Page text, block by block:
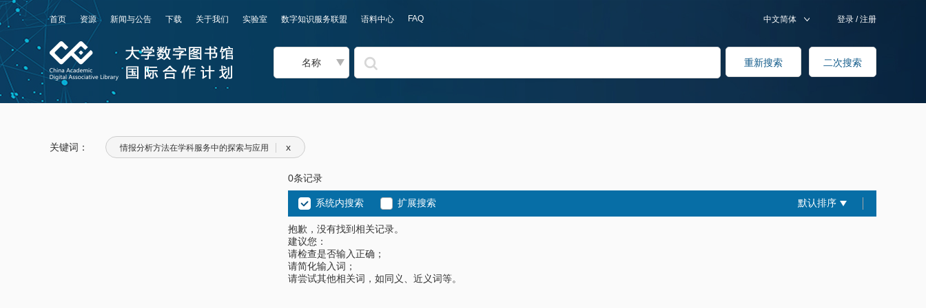
首页 资源 新闻与公告 下载 关于我们 实验室 数字知识服务联盟 语料中心 FAQ 登录 /注册
中文简体
名称
关键词： 情报分析方法在学科服务中的探索与应用 x
0条记录
系统内搜索 扩展搜索 默认排序
抱歉，没有找到相关记录。
建议您：
请检查是否输入正确；
请简化输入词；
请尝试其他相关词，如同义、近义词等。